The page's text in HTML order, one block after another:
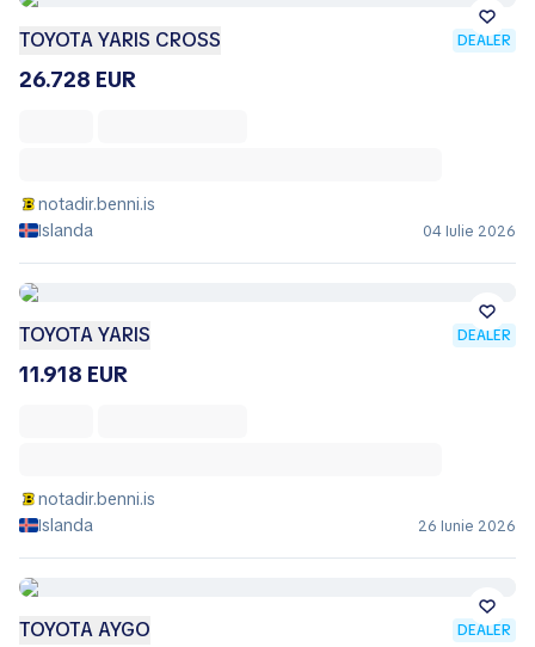
TOYOTA YARIS CROSS DEALER
26.728 EUR
notadir.benni.is
Islanda
04 Iulie 2026
TOYOTA YARIS DEALER
11.918 EUR
notadir.benni.is
Islanda
26 Iunie 2026
TOYOTA AYGO DEALER